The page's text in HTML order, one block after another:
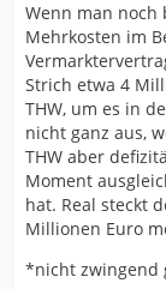
Wenn man noch
Mehrkosten im
Strich etwa 4
THW, um es in
nicht ganz aus,
THW aber
Moment
hat. Real steckt
Millionen Euro
*nicht zwingend